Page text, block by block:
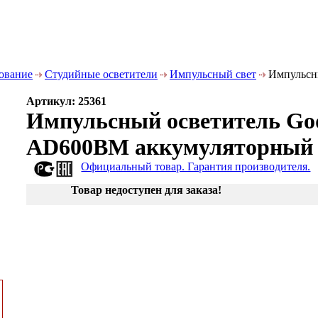
Студийные осветители Импульсный свет
Артикул: 25361
Импульсный осветитель
AD600BM аккумуляторный
Официальный товар. Гарантия производителя.
Товар недоступен для заказа!